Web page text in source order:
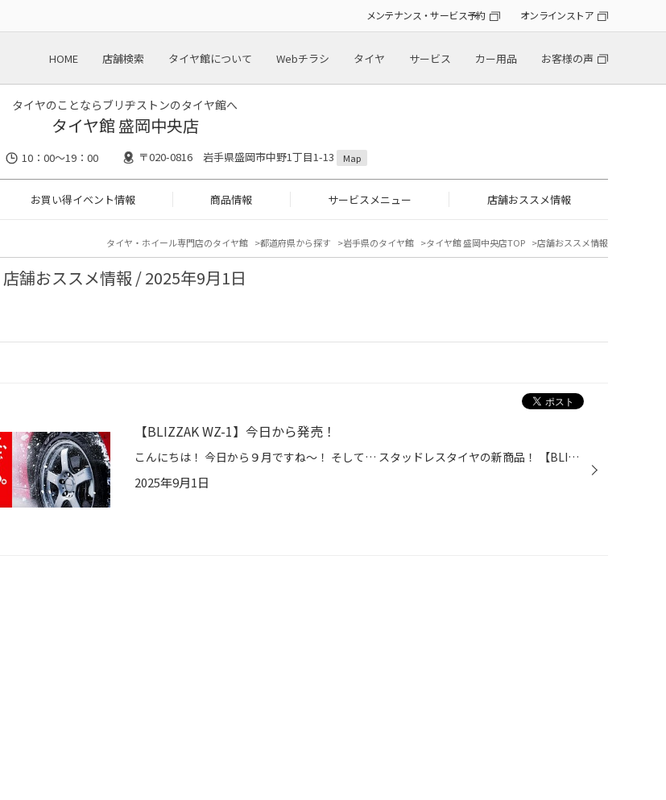
メンテナンス・サービス予約 オンラインストア
HOME 店舗検索 タイヤ館について Webチラシ タイヤ サービス カー用品 お客様の声
タイヤのことならブリヂストンのタイヤ館へ
タイヤ館 盛岡中央店
10：00～19：00 〒020-0816 岩手県盛岡市中野1丁目1-13 Map
お買い得イベント情報 商品情報 サービスメニュー 店舗おススメ情報
タイヤ・ホイール専門店のタイヤ館 都道府県から探す 岩手県のタイヤ館 タイヤ館 盛岡中央店TOP 店舗おススメ情報
店舗おススメ情報 / 2025年9月1日
【BLIZZAK WZ-1】今日から発売！
こんにちは！ 今日から９月ですね〜！ そして… スタッドレスタイヤの新商品！ 【BLIZZAK WZ-1】 今日から発売開始で〜す！ 待ち遠しかった方も いるのではないでしょうか？ 店内にも実物展示中です♪ 気になる方はぜひ 覗いてみてください笑
2025年9月1日